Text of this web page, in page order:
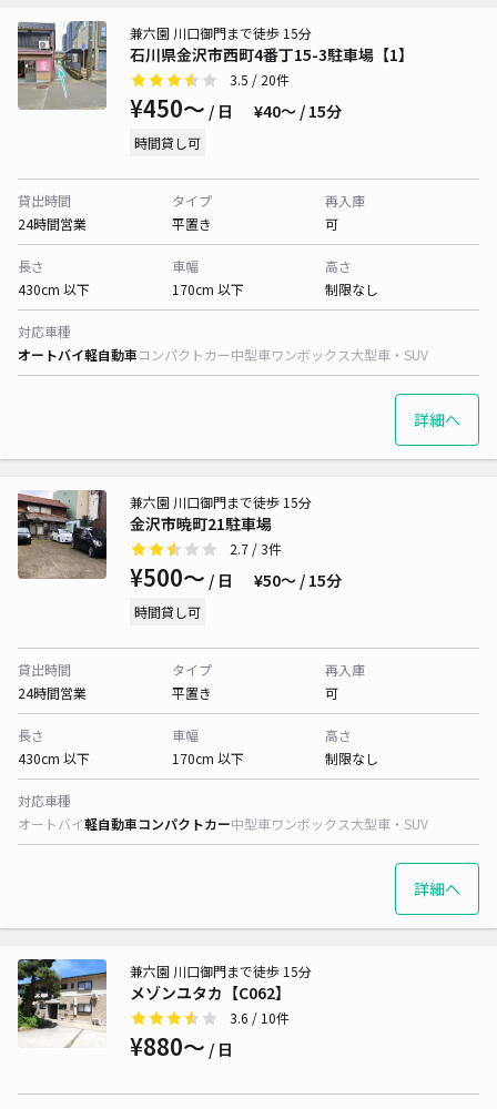
石川県金沢市西町4番丁15-3駐車場【1】
兼六園 川口御門まで徒歩 15分
3.5 / 20件
¥450〜 / 日 ¥40〜 / 15分
時間貸し可
貸出時間
24時間営業
タイプ
平置き
再入庫
可
長さ
430cm 以下
車幅
170cm 以下
高さ
制限なし
対応車種
オートバイ軽自動車コンパクトカー中型車ワンボックス大型車・SUV
詳細へ
金沢市暁町21駐車場
兼六園 川口御門まで徒歩 15分
2.7 / 3件
¥500〜 / 日 ¥50〜 / 15分
時間貸し可
貸出時間
24時間営業
タイプ
平置き
再入庫
可
長さ
430cm 以下
車幅
170cm 以下
高さ
制限なし
対応車種
オートバイ軽自動車コンパクトカー中型車ワンボックス大型車・SUV
詳細へ
メゾンユタカ【C062】
兼六園 川口御門まで徒歩 15分
3.6 / 10件
¥880〜 / 日